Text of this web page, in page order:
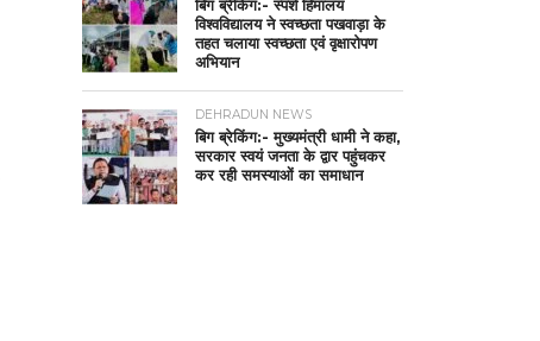
बिग ब्रेकिंग:- स्पर्श हिमालय
विश्वविद्यालय ने स्वच्छता पखवाड़ा के
तहत चलाया स्वच्छता एवं वृक्षारोपण
अभियान
DEHRADUN NEWS
बिग ब्रेकिंग:- मुख्यमंत्री धामी ने कहा,
सरकार स्वयं जनता के द्वार पहुंचकर
कर रही समस्याओं का समाधान